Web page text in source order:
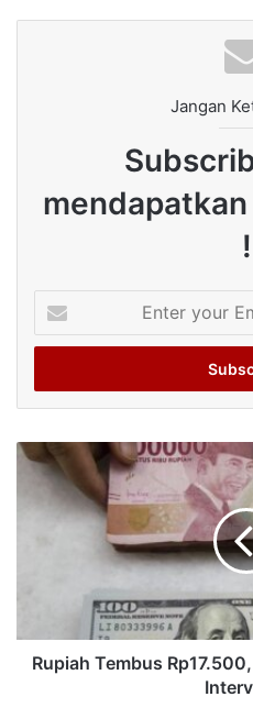
Jangan
!
your
Email
Rupiah Tembus